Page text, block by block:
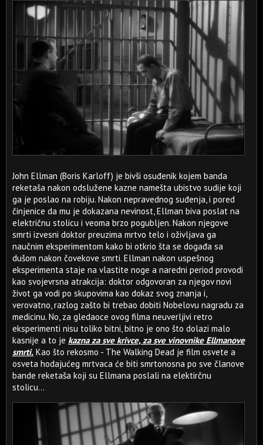
John Ellman (Boris Karloff) je bivši osuđenik kojem banda
reketaša nakon odslužene kazne namešta ubistvo sudije koji
ga je poslao na robiju. Nakon nepravednog suđenja, i pored
činjenice da mu je dokazana nevinost, Ellman biva poslat na
električnu stolicu i veoma brzo pogubljen. Nakon njegove
smrti izvesni doktor preuzima mrtvo telo i oživljava ga
naučnim eksperimentom kako bi otkrio šta se događa sa
dušom nakon čovekove smrti. Ellman nakon uspešnog
eksperimenta staje na vlastite noge a naredni period provodi
kao svojevrsna atrakcija: doktor odgovoran za njegov novi
život ga vodi po skupovima kao dokaz svog znanja i,
verovatno, razlog zašto bi trebao dobiti Nobelovu nagradu za
medicinu. No, za gledaoce ovog filma neuverljivi retro
eksperimenti nisu toliko bitni, bitno je ono što dolazi malo
kasnije a to je kazna za sve krivce, za sve vinovnike Ellmanove
smrti. Kao što rekosmo - The Walking Dead je film osvete a
osveta hodajućeg mrtvaca će biti smrtonosna po sve članove
bande reketaša koji su Ellmana poslali na elektirčnu
stolicu…